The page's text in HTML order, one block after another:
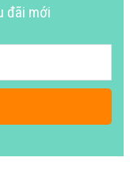
đãi mới